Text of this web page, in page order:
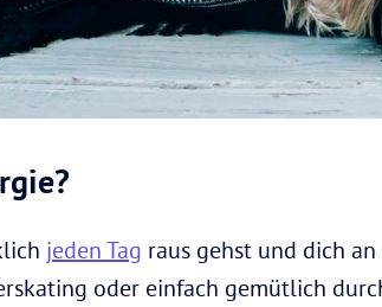
jeden Tag raus gehst und dich
oder einfach gemütlich